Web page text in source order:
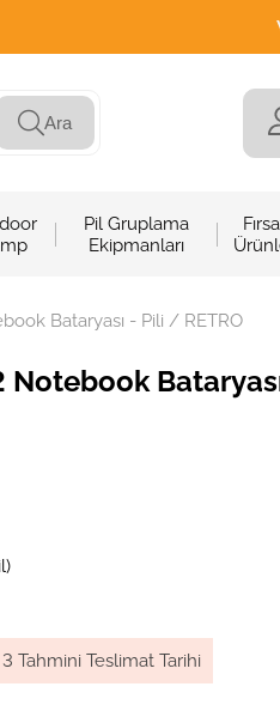
Ara
Pil Gruplama
Ekipmanları
Bataryası - Pili / RETRO
Notebook
3 Tahmini Teslimat Tarihi